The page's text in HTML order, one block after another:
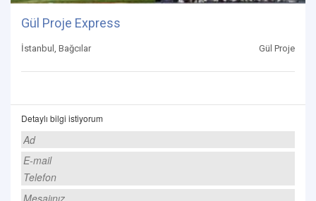
Gül Proje Express
İstanbul, Bağcılar Gül Proje
Detaylı bilgi istiyorum